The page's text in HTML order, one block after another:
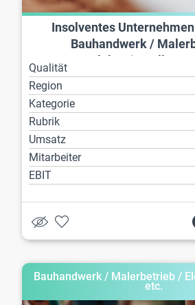
Insolventes
Bauhandwerk /
Qualität
Region
Kategorie
Rubrik
Umsatz
Mitarbeiter
EBIT
Bauhandwerk / Malerbetrieb /
etc.